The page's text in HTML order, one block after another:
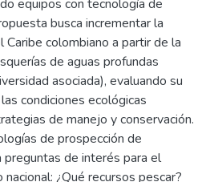
equipos con tecnología de
busca incrementar la
Caribe colombiano a partir de la
de aguas profundas
asociada), evaluando su
condiciones ecológicas
de manejo y conservación.
de prospección de
preguntas de interés para el
¿Qué recursos pescar?